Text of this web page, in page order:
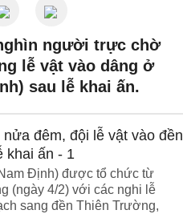
người trực chờ
lễ vật vào dâng ở
sau lễ khai ấn.
Định) được tổ chức từ
(ngày 4/2) với các nghi lễ
sang đền Thiên Trường,